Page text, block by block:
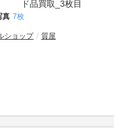
真 7枚
ショップ 質屋